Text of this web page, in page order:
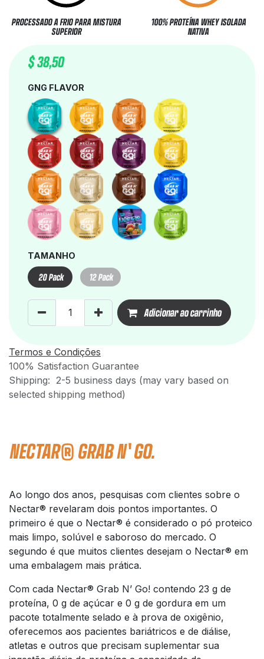
PROCESSADO A FRIO PARA MISTURA
SUPERIOR
100% PROTEÍNA WHEY ISOLADA
NATIVA
$38,50
GNG FLAVOR
TAMANHO
20 Pack 12 Pack
Adicionar ao carrinho
Termos e Condições
100% Satisfaction Guarantee
Shipping: 2-5 business days (may vary based on
selected shipping method)
NECTAR® GRAB N' GO.
Ao longo dos anos, pesquisas com clientes sobre o
Nectar® revelaram dois pontos importantes. O
primeiro é que o Nectar® é considerado o pó proteico
mais limpo, solúvel e saboroso do mercado. O
segundo é que muitos clientes desejam o Nectar® em
uma embalagem mais prática.
Com cada Nectar® Grab N’ Go! contendo 23 g de
proteína, 0 g de açúcar e 0 g de gordura em um
pacote totalmente selado e à prova de oxigênio,
oferecemos aos pacientes bariátricos e de diálise,
atletas e outros que precisam suplementar sua